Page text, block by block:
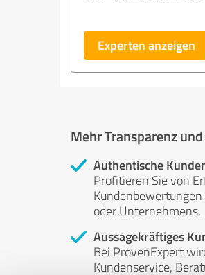
Experten anzeigen
Mehr Transparenz
Authentische
Profitieren Sie von
oder Unternehmens.
Aussagekräftiges
Bei ProvenExpert
Kundenservice,